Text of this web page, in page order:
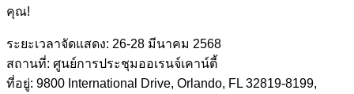
คุณ!
ระยะเวลาจัดแสดง: 26-28 มีนาคม 2568
สถานที่: ศูนย์การประชุมออเรนจ์เคาน์ตี้
ที่อยู่: 9800 International Drive, Orlando, FL 32819-8199,